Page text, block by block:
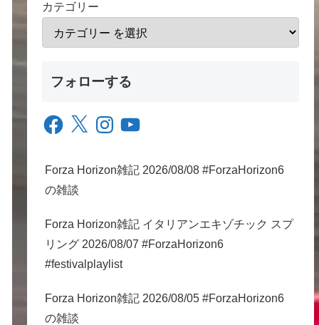
カテゴリー
フォローする
Facebook
X InstagramYouTube
Forza Horizon雑記 2026/08/08 #ForzaHorizon6
の雑談
Forza Horizon雑記 イタリアンエキゾチック スプ
リング 2026/08/07 #ForzaHorizon6
#festivalplaylist
Forza Horizon雑記 2026/08/05 #ForzaHorizon6
の雑談